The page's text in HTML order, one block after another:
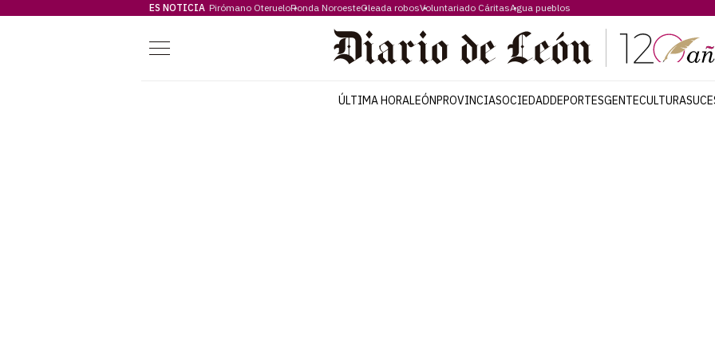
ES NOTICIA Pirómano OterueloRonda NoroesteOleada robosVoluntariado CáritasAgua pueblos
Menú
ÚLTIMA HORALEÓNPROVINCIASOCIEDADDEPORTESGENTECULTURA